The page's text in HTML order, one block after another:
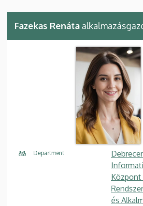
Fazekas Renáta
Department
Központ
és